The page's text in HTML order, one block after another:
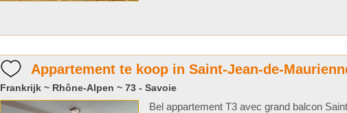
Appartement te koop in Saint-Jean-de-
Frankrijk ~ Rhône-Alpen ~ 73 - Savoie
Bel appartement T3 avec grand balcon